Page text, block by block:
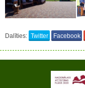
Dalīties: Twitter Facebook